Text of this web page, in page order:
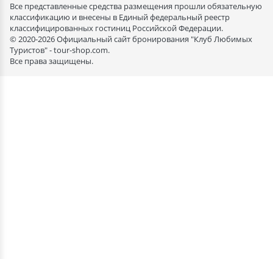
Все представленные средства размещения прошли обязательную
классификацию и внесены в Единый федеральный реестр
классифицированных гостиниц Российской Федерации.
© 2020-2026 Официальный сайт бронирования "Клуб Любимых
Туристов" - tour-shop.com.
Все права защищены.